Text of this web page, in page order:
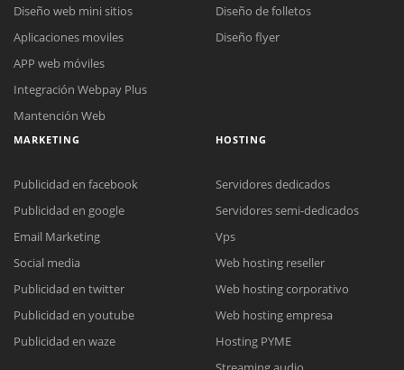
Reunión online
Nuestros ejecutivos le enviarán un correo electrónico con el enlace a
Meet para la reunión online.
Cotización
Complete el formulario y nos contactaremos a la brevedad.
Chat Online
Todos nuestros ejecutivos están fuera de línea. Complete el formulario
para enviarnos un correo electrónico con sus datos personales.
Diseño web mini sitios
Aplicaciones moviles
APP web móviles
Integración Webpay Plus
Mantención Web
Diseño de folletos
Diseño flyer
MARKETING
Publicidad en facebook
Publicidad en google
Email Marketing
Social media
Publicidad en twitter
Publicidad en youtube
Publicidad en waze
HOSTING
Servidores dedicados
Servidores semi-dedicados
Vps
Web hosting reseller
Web hosting corporativo
Web hosting empresa
Hosting PYME